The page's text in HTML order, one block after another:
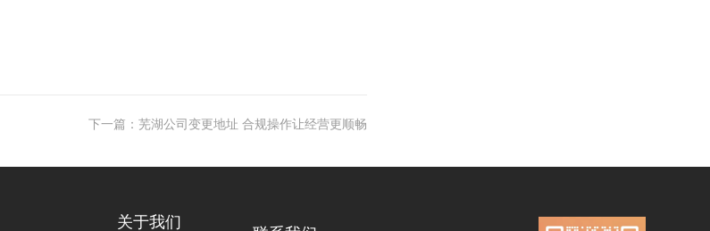
下一篇：芜湖公司变更地址 合规操作让经营更顺畅
关于我们